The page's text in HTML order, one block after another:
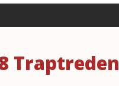
Traptreden